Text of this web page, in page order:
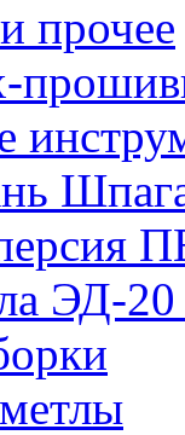
прочее
ЭД-20